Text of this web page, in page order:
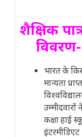
शैक्षिक
विवरण-
भारत के
मान्यता प्राप्त
उम्मीदवारों
कक्षा हाई
इंटरमीडिएट